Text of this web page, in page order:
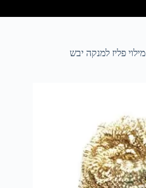
מילוי פליז למנקה יבש